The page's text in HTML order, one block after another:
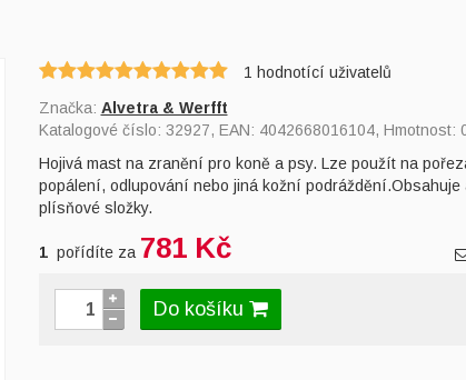
1 hodnotící uživatelů
Značka: Alvetra & Werfft
Katalogové číslo: 32927, EAN: 4042668016104, Hmotnost:
Hojivá mast na zranění pro koně a psy. Lze použít na
popálení, odlupování nebo jiná kožní
plísňové složky.
1 pořídíte za 781 Kč
Do košíku